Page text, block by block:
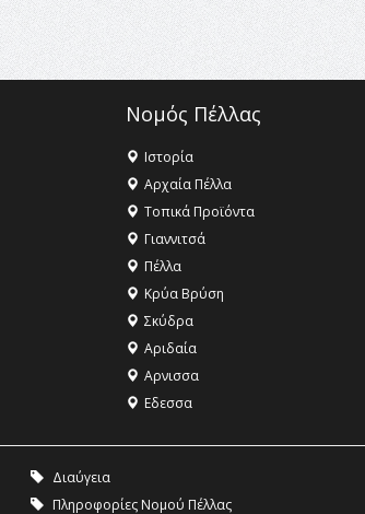
Νομός Πέλλας
Ιστορία
Αρχαία Πέλλα
Τοπικά Προϊόντα
Γιαννιτσά
Πέλλα
Κρύα Βρύση
Σκύδρα
Αριδαία
Aρνισσα
Eδεσσα
Διαύγεια
Πληροφορίες Νομού Πέλλας